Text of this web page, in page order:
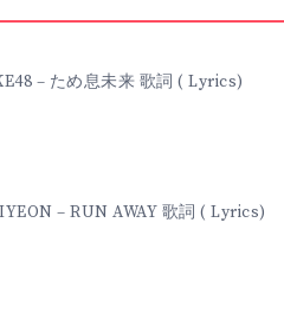
– ため息未来 歌詞 ( Lyrics)
– RUN AWAY 歌詞 ( Lyrics)